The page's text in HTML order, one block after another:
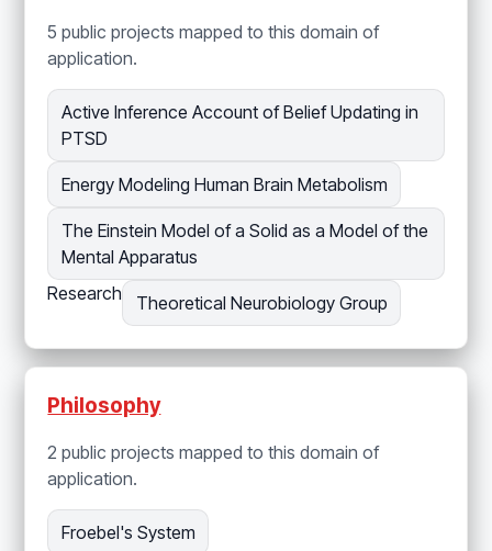
5 public projects mapped to this domain of
application.
Active Inference Account of Belief Updating in
PTSD
Energy Modeling Human Brain Metabolism
The Einstein Model of a Solid as a Model of the
Mental Apparatus
Research
Theoretical Neurobiology Group
Philosophy
2 public projects mapped to this domain of
application.
Froebel's System